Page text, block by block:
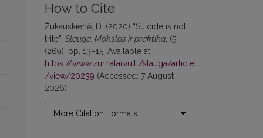
How to Cite
Žukauskienė, D. (2020) “Suicide is not
trite”, Slauga. Mokslas ir praktika , (5
(269), pp. 13–15. Available at:
https://www.zurnalai.vu.lt/slauga/article
/view/20239 (Accessed: 7 August
2026).
More Citation Formats